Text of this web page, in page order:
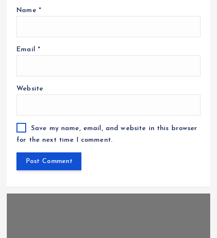
Name *
Email *
Website
Save my name, email, and website in this browser
for the next time I comment.